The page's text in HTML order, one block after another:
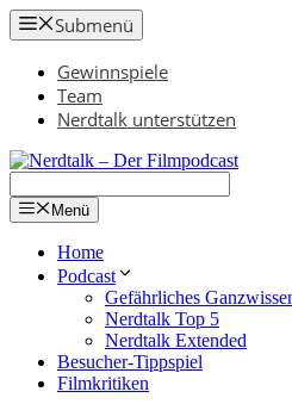
Zum
Inhalt
springen
Submenü
Gewinnspiele
Team
Nerdtalk unterstützen
Menü
Home
Podcast
Gefährliches
Nerdtalk Top 5
Nerdtalk Extended
Besucher-Tippspiel
Filmkritiken